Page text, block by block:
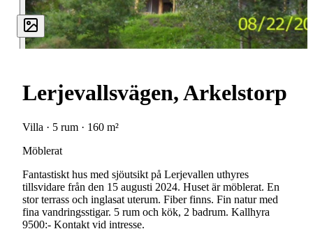
Lerjevallsvägen, Arkelstorp
Villa · 5 rum · 160 m²
Möblerat
Fantastiskt hus med sjöutsikt på Lerjevallen uthyres
tillsvidare från den 15 augusti 2024. Huset är möblerat. En
stor terrass och inglasat uterum. Fiber finns. Fin natur med
fina vandringsstigar. 5 rum och kök, 2 badrum. Kallhyra
9500:- Kontakt vid intresse.